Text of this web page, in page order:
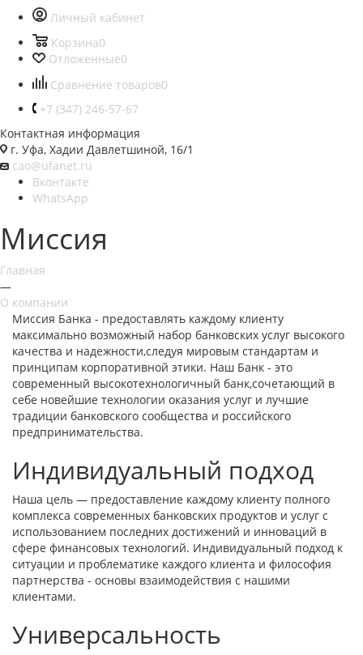
Личный кабинет
Корзина0
Отложенные0
Сравнение товаров0
+7 (347) 246-57-67
Контактная информация
г. Уфа, Хадии Давлетшиной, 16/1
cao@ufanet.ru
Вконтакте
WhatsApp
Миссия
Главная
—
О компании
Миссия Банка - предоставлять каждому клиенту
максимально возможный набор банковских услуг высокого
качества и надежности,следуя мировым стандартам и
принципам корпоративной этики. Наш Банк - это
современный высокотехнологичный банк,сочетающий в
себе новейшие технологии оказания услуг и лучшие
традиции банковского сообщества и российского
предпринимательства.
Индивидуальный подход
Наша цель — предоставление каждому клиенту полного
комплекса современных банковских продуктов и услуг с
использованием последних достижений и инноваций в
сфере финансовых технологий. Индивидуальный подход к
ситуации и проблематике каждого клиента и философия
партнерства - основы взаимодействия с нашими
клиентами.
Универсальность